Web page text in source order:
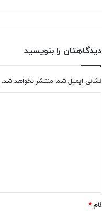
دیدگاهتان را بنویسید
نشانی ایمیل شما منتشر نخواهد شد.
*
نام*